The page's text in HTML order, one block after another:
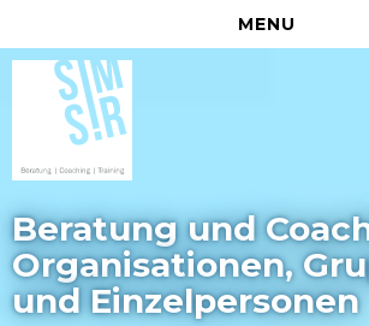
MENU
Beratung und
Organisationen,
und Einzelpersonen